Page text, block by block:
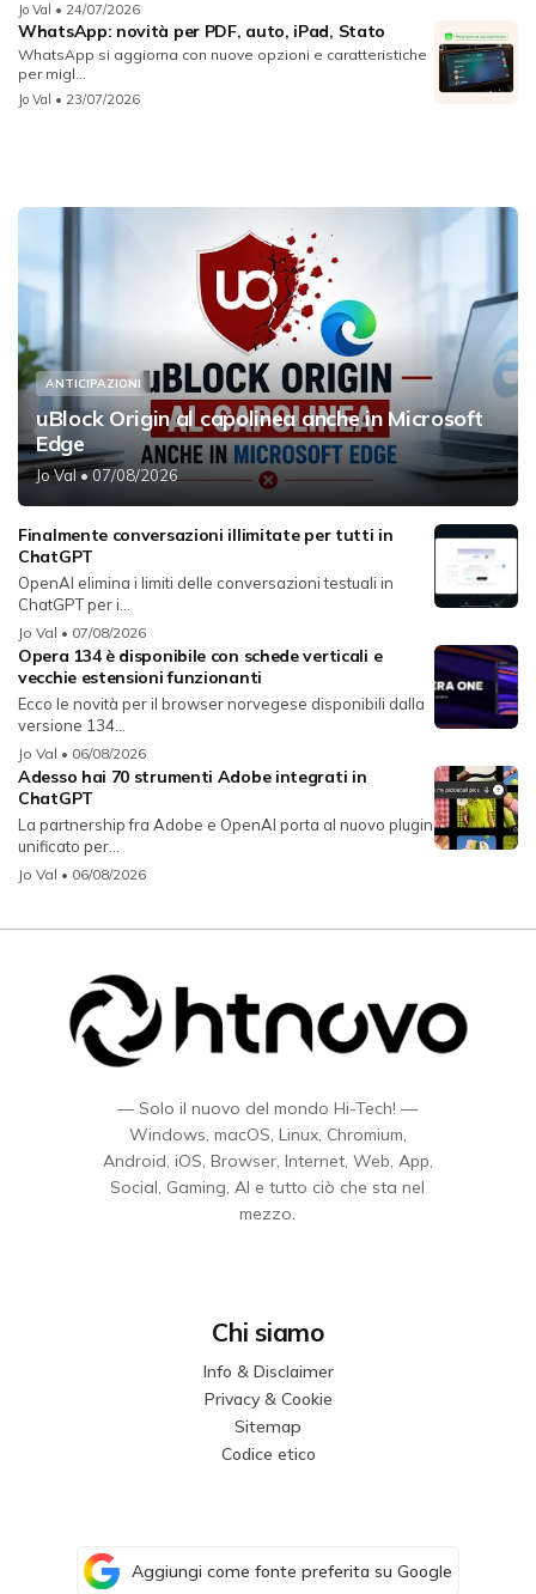
Jo Val • 24/07/2026
WhatsApp: novità per PDF, auto, iPad, Stato
WhatsApp si aggiorna con nuove opzioni e caratteristiche
per migl...
Jo Val • 23/07/2026
ANTICIPAZIONI
uBlock Origin al capolinea anche in Microsoft
Edge
Jo Val• 07/08/2026
Finalmente conversazioni illimitate per tutti in
ChatGPT
OpenAI elimina i limiti delle conversazioni testuali in
ChatGPT per i...
Jo Val • 07/08/2026
Opera 134 è disponibile con schede verticali e
vecchie estensioni funzionanti
Ecco le novità per il browser norvegese disponibili dalla
versione 134...
Jo Val • 06/08/2026
Adesso hai 70 strumenti Adobe integrati in
ChatGPT
La partnership fra Adobe e OpenAI porta al nuovo plugin
unificato per...
Jo Val • 06/08/2026
— Solo il nuovo del mondo Hi-Tech! —
Windows, macOS, Linux, Chromium,
Android, iOS, Browser, Internet, Web, App,
Social, Gaming, AI e tutto ciò che sta nel
mezzo.
Chi siamo
Info & Disclaimer
Privacy & Cookie
Sitemap
Codice etico
Aggiungi come fonte preferita su Google